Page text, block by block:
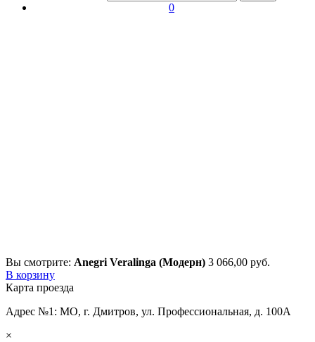
0
Вы смотрите: Anegri Veralinga (Модерн) 3 066,00 руб.
В корзину
Карта проезда
Адрес №1: МО, г. Дмитров, ул. Профессиональная, д. 100А
×